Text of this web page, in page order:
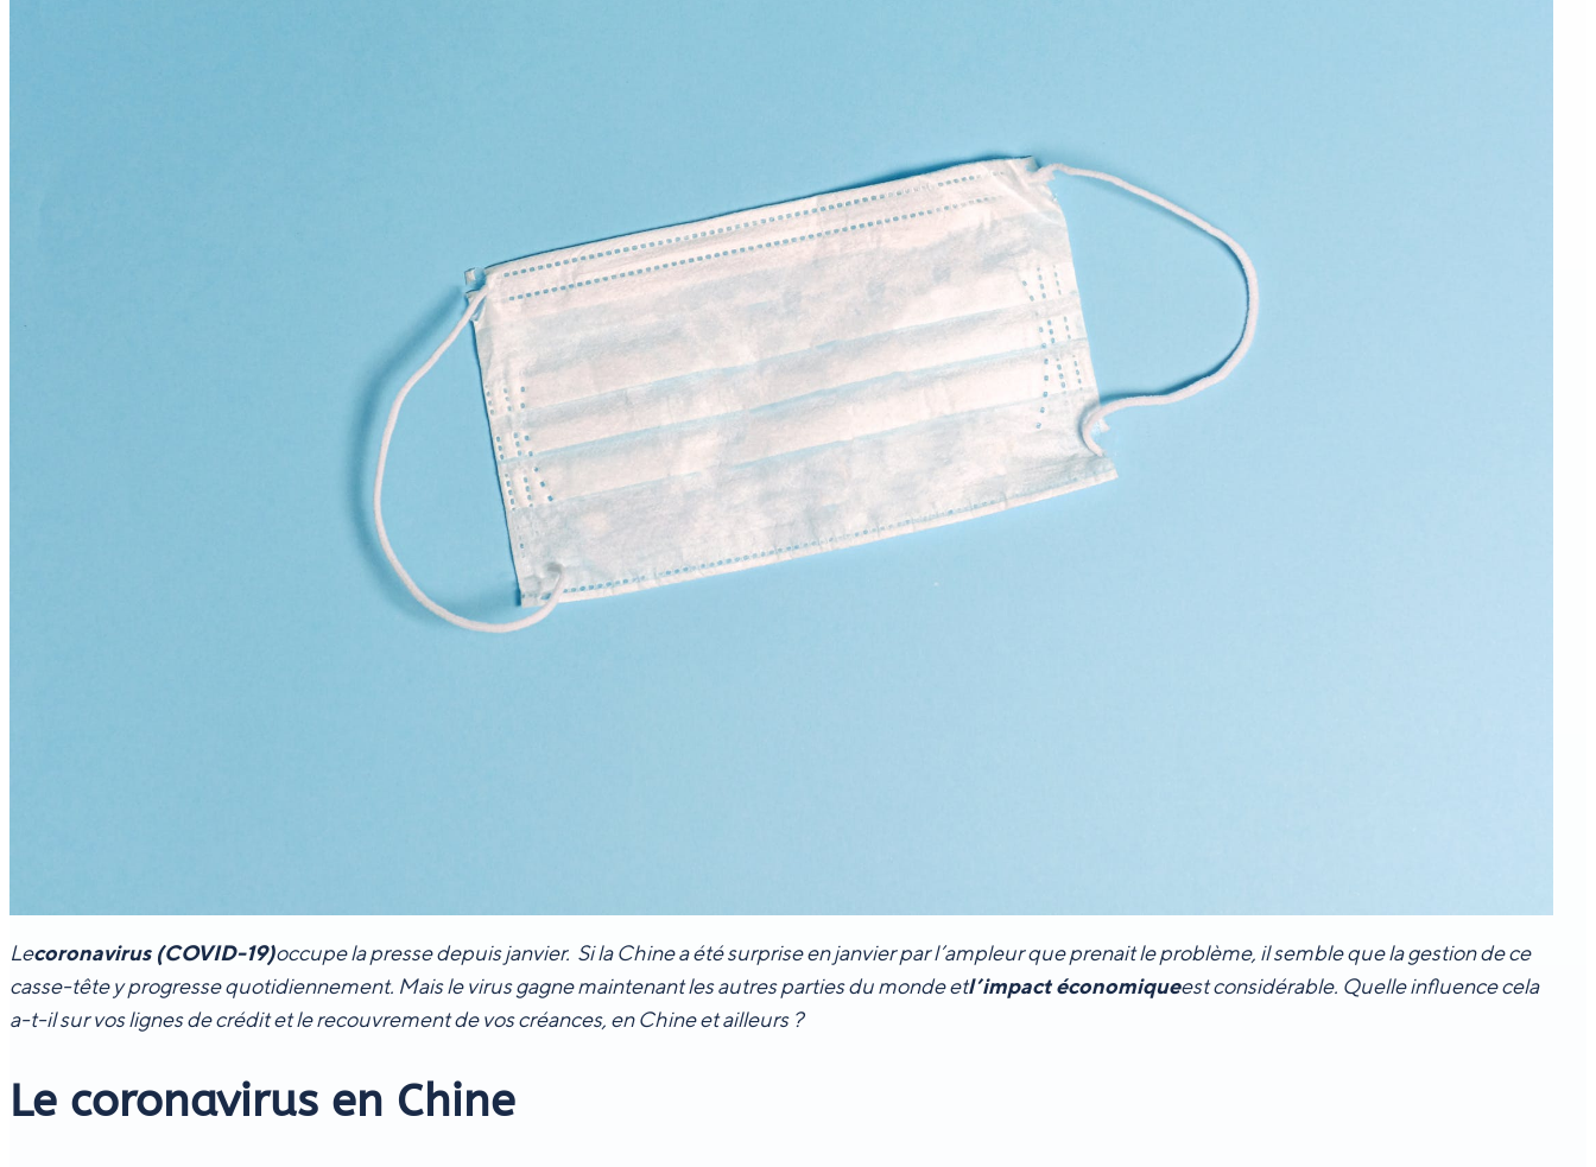
Lecoronavirus (COVID-19)occupe la presse depuis janvier. Si la Chine a été surprise en janvier par l’ampleur que prenait le problème, il semble que la gestion de ce
casse-tête y progresse quotidiennement. Mais le virus gagne maintenant les autres parties du monde etl’impact économiqueest considérable. Quelle influence cela
a-t-il sur vos lignes de crédit et le recouvrement de vos créances, en Chine et ailleurs ?
Le coronavirus en Chine